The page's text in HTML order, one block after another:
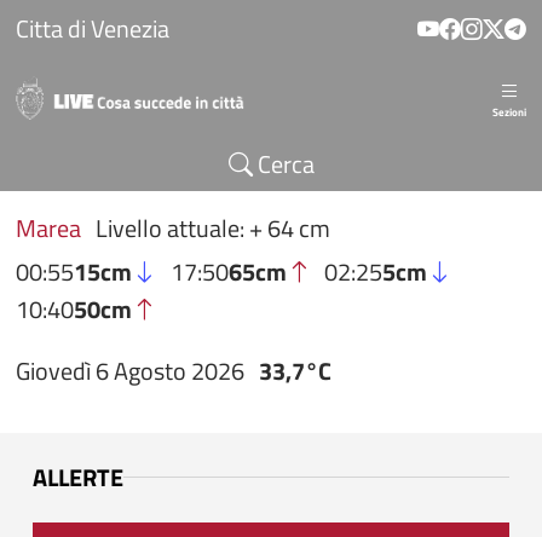
Salta al contenuto principale
Citta di Venezia
Sezioni
Cerca
Marea Livello attuale: + 64 cm
00:5515cm 17:5065cm 02:255cm
10:4050cm
Giovedì 6 Agosto 2026 33,7°C
ALLERTE